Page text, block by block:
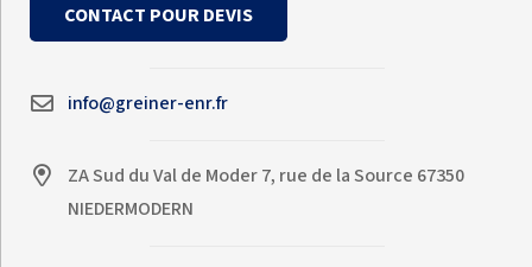
CONTACT POUR DEVIS
info@greiner-enr.fr
ZA Sud du Val de Moder 7, rue de la Source 67350
NIEDERMODERN